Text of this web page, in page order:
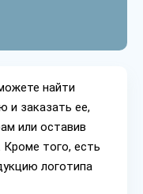
найти
и заказать ее,
или оставив
Кроме того, есть
логотипа